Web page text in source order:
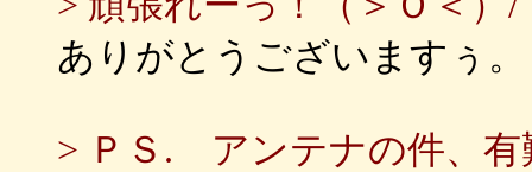
ありがとうございますぅ。
> ＰＳ. アンテナの件、有